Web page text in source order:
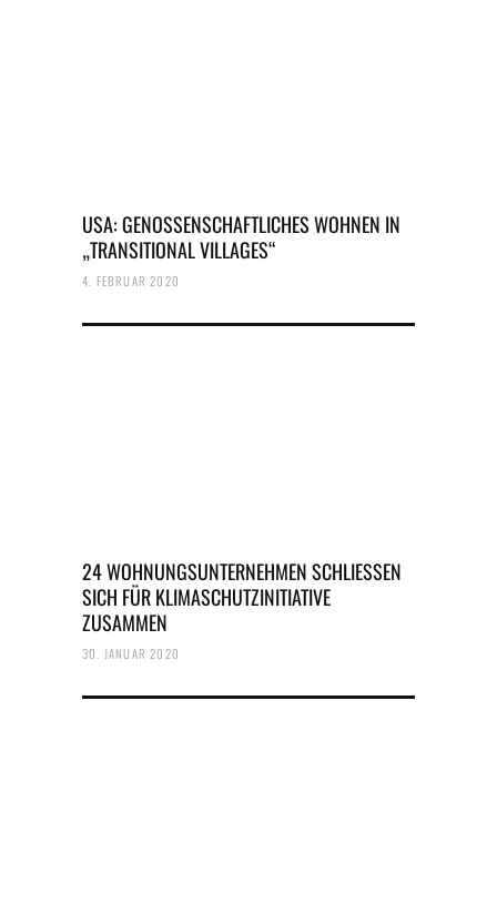
USA: GENOSSENSCHAFTLICHES WOHNEN IN
„TRANSITIONAL VILLAGES“
4. FEBRUAR 2020
24 WOHNUNGSUNTERNEHMEN SCHLIESSEN
SICH FÜR KLIMASCHUTZINITIATIVE
ZUSAMMEN
30. JANUAR 2020